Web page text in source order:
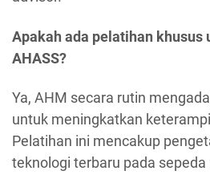
Apakah ada pelatihan khusus
AHASS?
Ya, AHM secara rutin
untuk meningkatkan
Pelatihan ini mencakup
teknologi terbaru pada sepeda